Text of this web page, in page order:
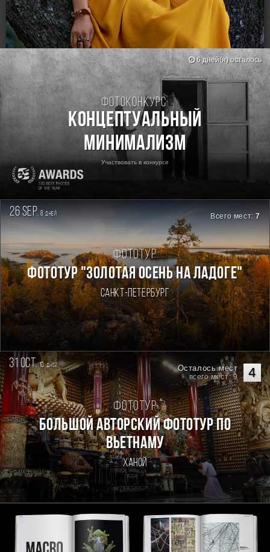
RSS
Фотоконкурс:
Концептуальный
минимализм
Участвовать в конкурсе
6 дней(я) осталось
26 sep. 8дней Всего мест:7
Фототур
ФОТОТУР "ЗОЛОТАЯ ОСЕНЬ НА ЛАДОГЕ"
Санкт-Петербург
31 oct.10дней 4
Осталось мест
всего мест: 9
Фототур
Большой авторский фототур по
Вьетнаму
Ханой